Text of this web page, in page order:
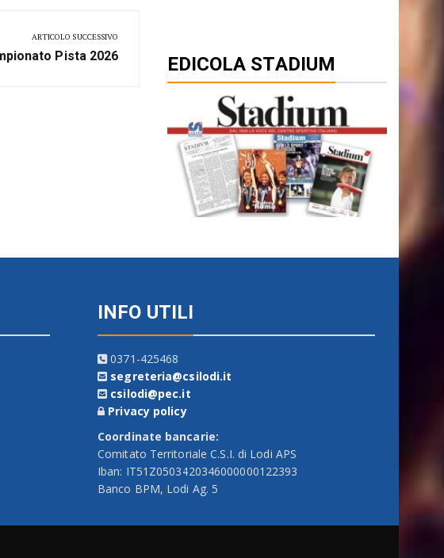
ARTICOLO SUCCESSIVO
Pista 2026 EDICOLA STADIUM
INFO UTILI
0371-425468
segreteria@csilodi.it
csilodi@pec.it
Privacy policy
Coordinate bancarie:
Comitato Territoriale C.S.I. di Lodi APS
Iban: IT51Z0503420346000000122393
Banco BPM, Lodi Ag. 5